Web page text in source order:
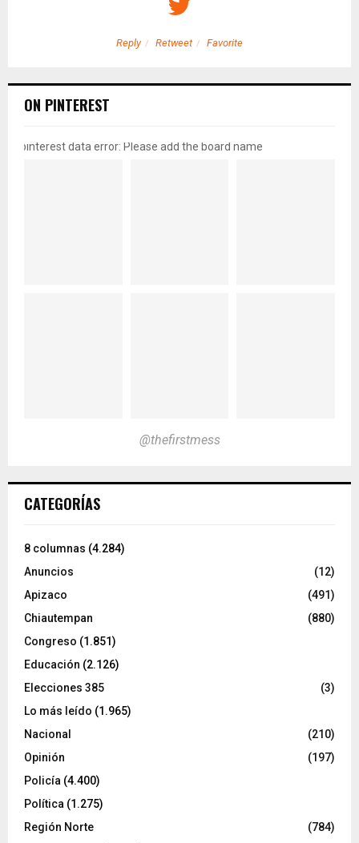
Reply Retweet Favorite
ON PINTEREST
pinterest data error: Please add the board name
@thefirstmess
CATEGORÍAS
8 columnas (4.284)
Anuncios
(12)
Apizaco
(491)
Chiautempan
(880)
Congreso (1.851)
Educación (2.126)
Elecciones 385
(3)
Lo más leído (1.965)
Nacional
(210)
Opinión
(197)
Policía (4.400)
Política (1.275)
Región Norte
(784)